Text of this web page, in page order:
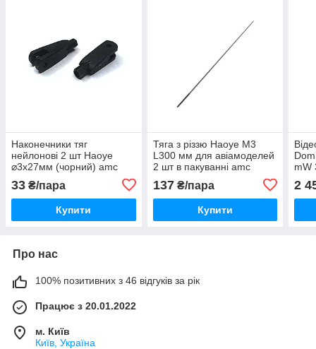
Наконечники тяг
нейлонові 2 шт Haoye
⌀3x27мм (чорний) amc
33 ₴/пара
Купити
Тяга з різзю Haoye M3
L300 мм для авіамоделей
2 шт в пакуванні amc
137₴/пара
Купити
mW
2
Про нас
100% позитивних з 46 відгуків за рік
Працює з 20.01.2022
м. Київ
Київ, Україна